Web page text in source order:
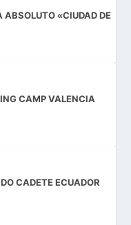
ABSOLUTO «CIUDAD DE
CAMP VALENCIA
CADETE ECUADOR